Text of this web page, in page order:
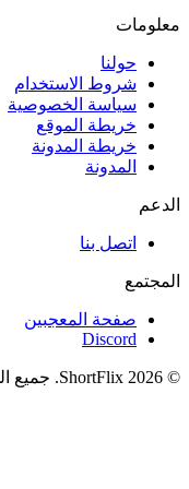
معلومات
حولنا
شروط الاستخدام
سياسة الخصوصية
خريطة الموقع
خريطة المدونة
المدونة
الدعم
اتصل بنا
المجتمع
صفحة المعجبين
Discord
© 2026 ShortFlix. جميع الحقوق محفوظة.